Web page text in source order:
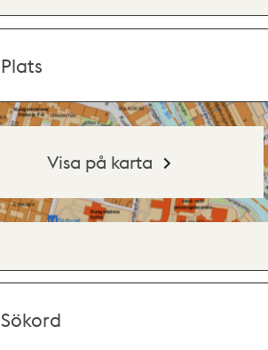
Plats
Visa på karta
Sökord